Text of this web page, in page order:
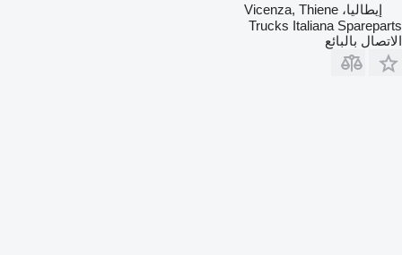
إيطاليا، Vicenza, Thiene
Trucks Italiana Spareparts
الاتصال بالبائع